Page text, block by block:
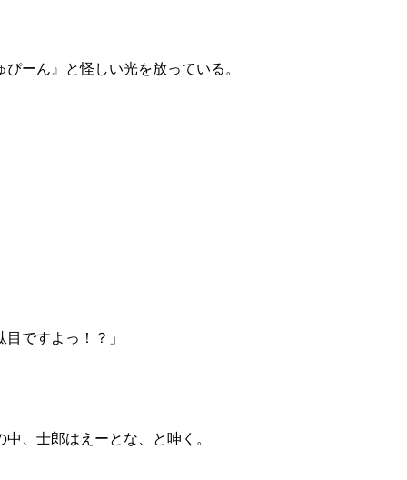
ーん』と怪しい光を放っている。
ですよっ！？」
、士郎はえーとな、と呻く。